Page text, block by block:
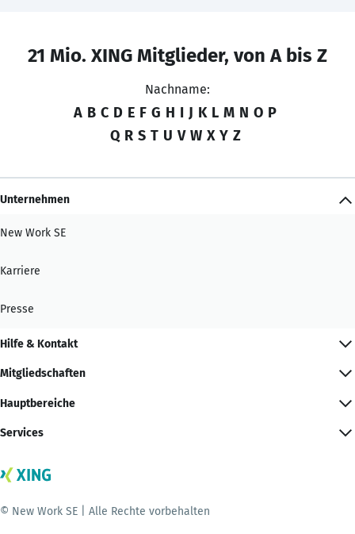
21 Mio. XING Mitglieder, von A bis Z
Nachname:
A B C D E F G H I J K L M N O P
Q R S T U V W X Y Z
Unternehmen
New Work SE
Karriere
Presse
Hilfe & Kontakt
Mitgliedschaften
Hauptbereiche
Services
© New Work SE | Alle Rechte vorbehalten